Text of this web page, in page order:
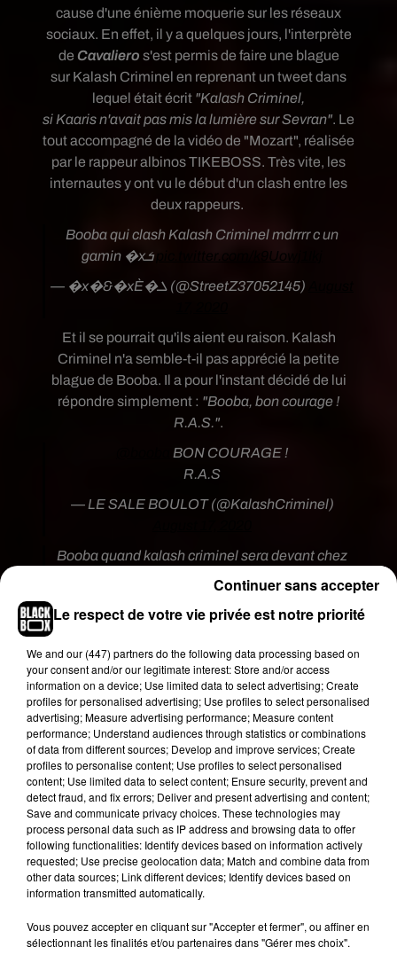
cause d'une énième moquerie sur les réseaux
sociaux. En effet, il y a quelques jours, l'interprète
de Cavaliero s'est permis de faire une blague
sur Kalash Criminel en reprenant un tweet dans
lequel était écrit "Kalash Criminel,
si Kaarisn'avait pas mis la lumière sur Sevran". Le
tout accompagné de la vidéo de "Mozart", réalisée
par le rappeur albinos TIKEBOSS. Très vite, les
internautes y ont vu le début d'un clash entre les
deux rappeurs.
Booba qui clash Kalash Criminel mdrrrr c un
gamin �xܭ
pic.twitter.com/k9Uowj1Ikj
— �x�&�xÈ‍�ܠ️ (@StreetZ37052145)
Et il se pourrait qu'ils aient eu raison. Kalash
Criminel n'a semble-t-il pas apprécié la petite
blague de Booba. Il a pour l'instant décidé de lui
répondre simplement : "Booba, bon courage !
R.A.S.".
BON COURAGE !
R.A.S
— LE SALE BOULOT (@KalashCriminel)
Booba quand kalash criminel sera devant chez
pic.twitter.com/8XMx7FrT5t
— ‎س��&É�x!Èx!� (@selmaamh)
August
Kalash criminel après avoir vu la story insta de
Booba
pic.twitter.com/yLHI0056c3
— Monkey D. Woody (@Capo_Wood)August 17,
2020
Booba quand il vas voir kalash criminel devant
chez luipic.twitter.com/nChzMklrRC
— Miles Morales�x"� (@saamou75)August
18, 2020

Pour ceux qui disent « Booba c’est le seul qui a
oubliez pas que y’a sa qui les sépare
Le respect de votre vie privée est notre priorité
We and our (447) partnersdo the following data processing based on
your consent and/or our legitimate interest: Store and/or access
information on a device; Use limited data to select advertising; Create
profiles for personalised advertising; Use profiles to select personalised
advertising; Measure advertising performance; Measure content
performance; Understand audiences through statistics or combinations
of data from different sources; Develop and improve services; Create
profiles to personalise content; Use profiles to select personalised
content; Use limited data to select content; Ensure security, prevent and
detect fraud, and fix errors; Deliver and present advertising and content;
Save and communicate privacy choices. These technologies may
process personal data such as IP address and browsing data to offer
following functionalities: Identify devices based on information actively
requested; Use precise geolocation data; Match and combine data from
other data sources; Link different devices; Identify devices based on
information transmitted automatically.
Vous pouvez accepter en cliquant sur "Accepter et fermer", ou affiner en
sélectionnant les finalités et/ou partenaires dans "Gérer mes choix".
Continuer sans accepter